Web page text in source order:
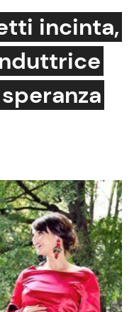
e TV
VIP
e Serie TV
TV
e Talent
incinta,